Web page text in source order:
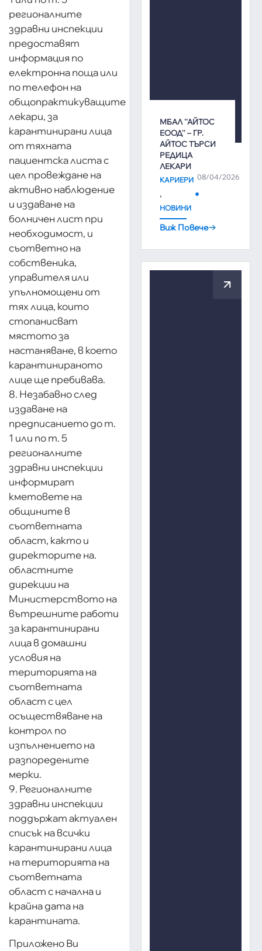
регионалните
здравни инспекции
предоставят
информация по
електронна поща или
по телефон на
общопрактикуващите
лекари, за
карантинирани лица
от тяхната
пациентска листа с
цел провеждане на
активно наблюдение
и издаване на
болничен лист при
необходимост, и
съответно на
собственика,
управителя или
упълномощени от
тях лица, които
стопанисват
мястото за
настаняване, в което
карантинираното
лице ще пребивава.
8. Незабавно след
издаване на
предписанието до т.
1 или по т. 5
регионалните
здравни инспекции
информират
кметовете на
общините в
съответната
област, както и
директорите на.
областните
дирекции на
Министерството на
вътрешните работи
за карантинирани
лица в домашни
условия на
територията на
съответната
област с цел
осъществяване на
контрол по
изпълнението на
разпоредените
мерки.
9. Регионалните
здравни инспекции
поддържат актуален
списък на всички
карантинирани лица
на територията на
съответната
област с начална и
крайна дата на
карантината.
Приложено Ви
МБАЛ ''АЙТОС
ЕООД'' – ГР.
АЙТОС ТЪРСИ
РЕДИЦА
ЛЕКАРИ
08/04/2026
КАРИЕРИ
,
НОВИНИ
Виж Повече